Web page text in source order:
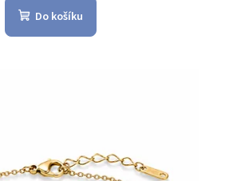
Do košíku